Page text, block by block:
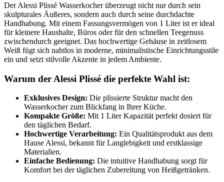
Der Alessi Plissé Wasserkocher überzeugt nicht nur durch sein
skulpturales Äußeres, sondern auch durch seine durchdachte
Handhabung. Mit einem Fassungsvermögen von 1 Liter ist er ideal
für kleinere Haushalte, Büros oder für den schnellen Teegenuss
zwischendurch geeignet. Das hochwertige Gehäuse in zeitlosem
Weiß fügt sich nahtlos in moderne, minimalistische Einrichtungsstile
ein und setzt stilvolle Akzente in jedem Ambiente.
Warum der Alessi Plissé die perfekte Wahl ist:
Exklusives Design: Die plissierte Struktur macht den
Wasserkocher zum Blickfang in Ihrer Küche.
Kompakte Größe: Mit 1 Liter Kapazität perfekt dosiert für
den täglichen Bedarf.
Hochwertige Verarbeitung: Ein Qualitätsprodukt aus dem
Hause Alessi, bekannt für Langlebigkeit und erstklassige
Materialien.
Einfache Bedienung: Die intuitive Handhabung sorgt für
Komfort bei der täglichen Zubereitung von Heißgetränken.